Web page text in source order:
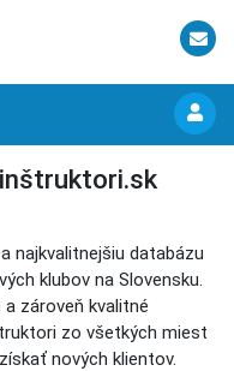
najkvalitnejšiu databázu
klubov na Slovensku.
zároveň kvalitné
zo všetkých miest
nových klientov.